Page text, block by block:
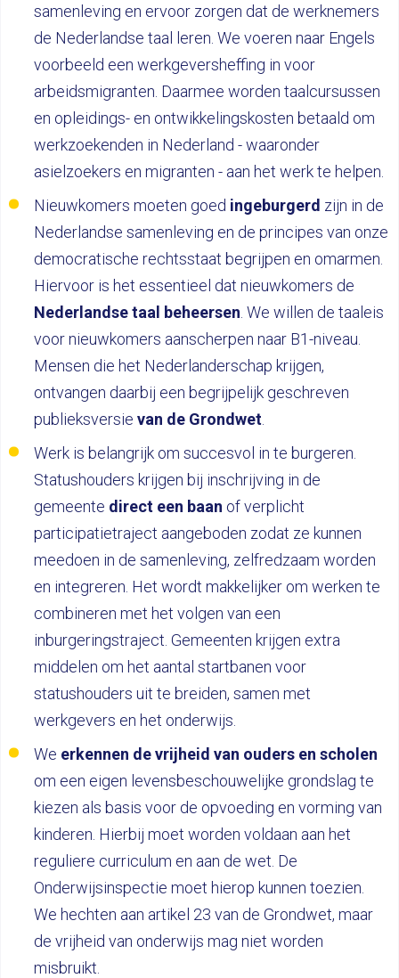
samenleving en ervoor zorgen dat de werknemers
de Nederlandse taal leren. We voeren naar Engels
voorbeeld een werkgeversheffing in voor
arbeidsmigranten. Daarmee worden taalcursussen
en opleidings- en ontwikkelingskosten betaald om
werkzoekenden in Nederland - waaronder
asielzoekers en migranten - aan het werk te helpen.
Nieuwkomers moeten goed ingeburgerd zijn in de
Nederlandse samenleving en de principes van onze
democratische rechtsstaat begrijpen en omarmen.
Hiervoor is het essentieel dat nieuwkomers de
Nederlandse taal beheersen . We willen de taaleis
voor nieuwkomers aanscherpen naar B1-niveau.
Mensen die het Nederlanderschap krijgen,
ontvangen daarbij een begrijpelijk geschreven
publieksversie van de Grondwet
Werk is belangrijk om succesvol in te burgeren.
Statushouders krijgen bij inschrijving in de
gemeente direct een baan of verplicht
participatietraject aangeboden zodat ze kunnen
meedoen in de samenleving, zelfredzaam worden
en integreren. Het wordt makkelijker om werken te
combineren met het volgen van een
inburgeringstraject. Gemeenten krijgen extra
middelen om het aantal startbanen voor
statushouders uit te breiden, samen met
werkgevers en het onderwijs.
We erkennen de vrijheid van ouders en scholen
om een eigen levensbeschouwelijke grondslag te
kiezen als basis voor de opvoeding en vorming van
kinderen. Hierbij moet worden voldaan aan het
reguliere curriculum en aan de wet. De
Onderwijsinspectie moet hierop kunnen toezien.
We hechten aan artikel 23 van de Grondwet, maar
de vrijheid van onderwijs mag niet worden
misbruikt.